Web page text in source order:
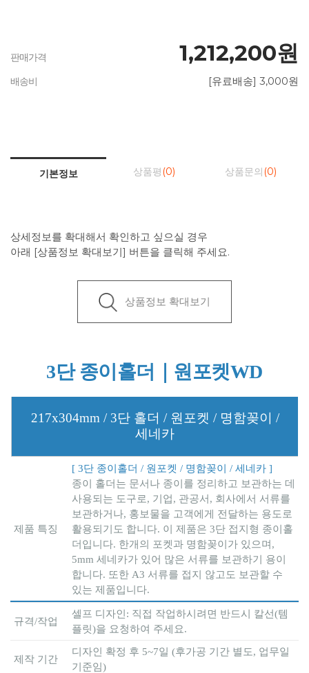
판매가격 1,212,200원
배송비 [유료배송] 3,000원
기본정보 상품평 (0) 상품문의 (0)
상세정보를 확대해서 확인하고 싶으실 경우
아래 [상품정보 확대보기] 버튼을 클릭해 주세요.
상품정보 확대보기
3단 종이홀더｜원포켓WD
217x304mm / 3단 홀더 / 원포켓 / 명함꽂이 /
세네카
제품 특징
[ 3단 종이홀더 / 원포켓 / 명함꽂이 / 세네카 ]
종이 홀더는 문서나 종이를 정리하고 보관하는 데
사용되는 도구로, 기업, 관공서, 회사에서 서류를
보관하거나, 홍보물을 고객에게 전달하는 용도로
활용되기도 합니다. 이 제품은 3단 접지형 종이홀
더입니다. 한개의 포켓과 명함꽂이가 있으며,
5mm 세네카가 있어 많은 서류를 보관하기 용이
합니다. 또한 A3 서류를 접지 않고도 보관할 수
있는 제품입니다.
규격/작업
셀프 디자인: 직접 작업하시려면 반드시 칼선(템
플릿)을 요청하여 주세요.
제작 기간
디자인 확정 후 5~7일 (후가공 기간 별도, 업무일
기준임)